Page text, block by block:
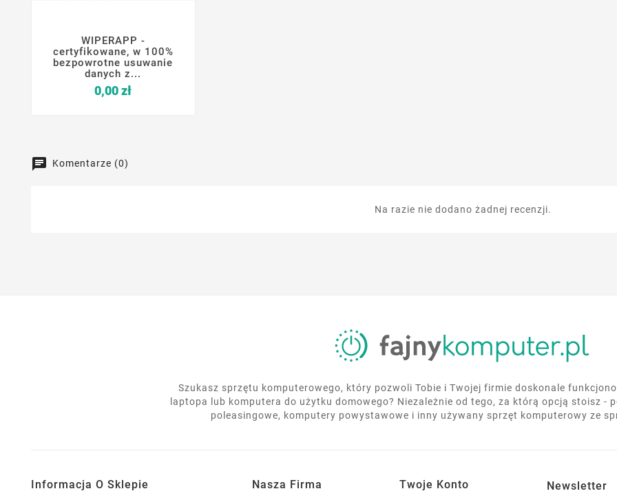
   
WIPERAPP -
certyfikowane, w 100%
bezpowrotne usuwanie
danych z...
0,00 złCena
Komentarze (0)
Na razie nie dodano żadnej recenzji.
Szukasz sprzętu komputerowego, który pozwoli Tobie i Twojej firmie doskonale
laptopa lub komputera do użytku domowego? Niezależnie od tego, za którą opcją stoisz -
poleasingowe, komputery powystawowe i inny używany sprzęt komputerowy ze
Informacja O Sklepie Nasza Firma Twoje Konto Newsletter